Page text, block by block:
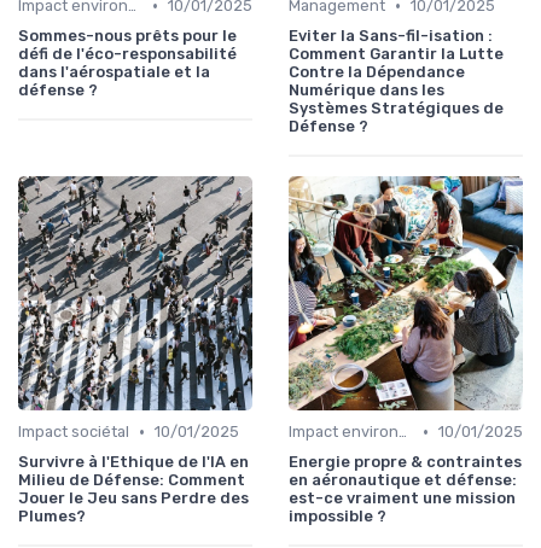
Impact environnemental • 10/01/2025
Sommes-nous prêts pour le
défi de l'éco-responsabilité
dans l'aérospatiale et la
défense ?
Management • 10/01/2025
Eviter la Sans-fil-isation :
Comment Garantir la Lutte
Contre la Dépendance
Numérique dans les
Systèmes Stratégiques de
Défense ?
Impact sociétal • 10/01/2025
Survivre à l'Ethique de l'IA en
Milieu de Défense: Comment
Jouer le Jeu sans Perdre des
Plumes?
Impact environnemental • 10/01/2025
Energie propre & contraintes
en aéronautique et défense:
est-ce vraiment une mission
impossible ?